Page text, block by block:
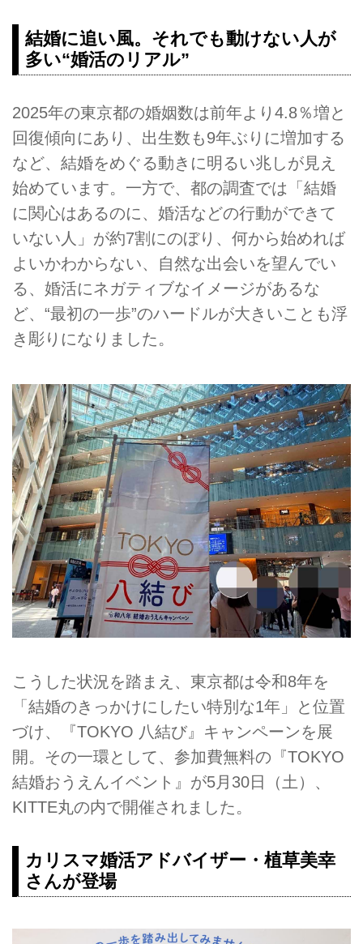
結婚に追い風。それでも動けない人が
多い“婚活のリアル”
2025年の東京都の婚姻数は前年より4.8％増と
回復傾向にあり、出生数も9年ぶりに増加する
など、結婚をめぐる動きに明るい兆しが見え
始めています。一方で、都の調査では「結婚
に関心はあるのに、婚活などの行動ができて
いない人」が約7割にのぼり、何から始めれば
よいかわからない、自然な出会いを望んでい
る、婚活にネガティブなイメージがあるな
ど、“最初の一歩”のハードルが大きいことも浮
き彫りになりました。
こうした状況を踏まえ、東京都は令和8年を
「結婚のきっかけにしたい特別な1年」と位置
づけ、『TOKYO 八結び』キャンペーンを展
開。その一環として、参加費無料の『TOKYO
結婚おうえんイベント』が5月30日（土）、
KITTE丸の内で開催されました。
カリスマ婚活アドバイザー・植草美幸
さんが登場